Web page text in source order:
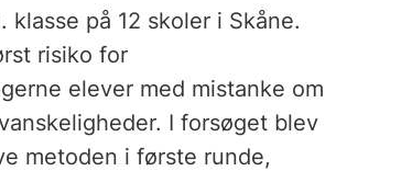
på 12 skoler i Skåne.
risiko for
elever med mistanke om
I forsøget blev
metoden i første runde,